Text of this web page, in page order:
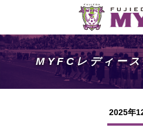
MYFCレディー
2025年